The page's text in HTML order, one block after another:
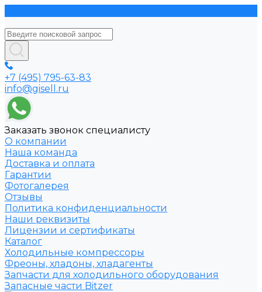
+7 (495) 795-63-83
info@gisell.ru
Заказать звонок специалисту
О компании
Наша команда
Доставка и оплата
Гарантии
Фотогалерея
Отзывы
Политика конфиденциальности
Наши реквизиты
Лицензии и сертификаты
Каталог
Холодильные компрессоры
Фреоны, хладоны, хладагенты
Запчасти для холодильного оборудования
Запасные части Bitzer